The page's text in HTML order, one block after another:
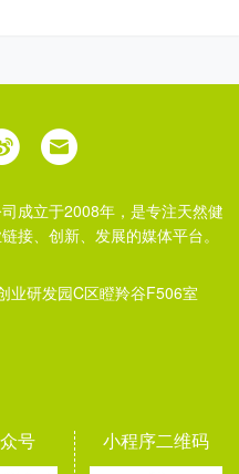
成立于2008年，是专注天然健
接、创新、发展的媒体平台。
业研发园C区瞪羚谷F506室
号 小程序二维码